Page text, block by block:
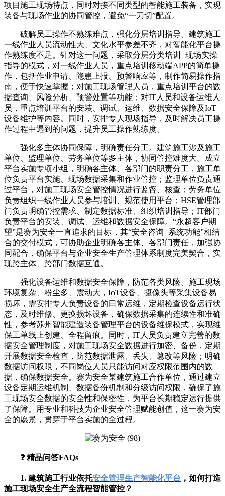
项目施工现场特点，同时对接不同类型的智能施工装备，实现
装备与现场作业的协同管控，避免“一刀切”配置。
破解员工操作不熟练难点，强化分层培训指导。建筑施工
一线作业人员流动性大、文化水平参差不齐，对智能化平台操
作熟练度不足。针对这一问题，采取分层分类培训+现场实操
指导的模式，对一线作业人员，重点培训移动端APP的简单操
作，包括作业申请、隐患上报、预警响应等，制作简易操作指
南，便于快速掌握；对施工现场管理人员，重点培训平台的数
据查询、风险分析、预警处置等功能；对IT人员和设备运维人
员，重点培训平台的安装、调试、运维、数据安全保障及IoT
设备维护等内容。同时，安排专人现场指导，及时解决员工操
作过程中遇到的问题，提升员工操作熟练度。
强化多主体协同保障，明确责任分工。建筑施工涉及施工
单位、监理单位、劳务单位等多主体，协同管控难度大。成立
平台实施专项小组，明确各主体、各部门的职责分工，施工单
位负责平台实施、现场数据采集和作业管控；监理单位负责通
过平台，对施工现场安全管控情况进行监督、核查；劳务单位
负责组织一线作业人员参与培训、规范使用平台；HSE管理部
门负责明确管控需求、制定数据标准、组织培训指导；IT部门
负责平台的安装、调试、运维和数据安全保障。“永超客户期
望”是赛为安全一直追求的目标，其“安全咨询+系统功能”相结
合的交付模式，可协助企业明确各主体、各部门责任，加强协
同配合，确保平台与企业安全生产管理体系制度完美契合，实
现跨主体、跨部门数据互通。
强化设备运维和数据安全保障，防范各类风险。施工现场
环境复杂、粉尘多、震动大，IoT设备、摄像头等采集设备易
损坏，需安排专人负责设备的日常运维，定期检查设备运行状
态，及时维修、更换损坏设备，确保数据采集的连续性和准确
性，参考苏州智能建造装备管理平台的设备维保模式，实现维
保工单线上创建、全程留痕。同时，IT人员负责建立完善的数
据安全管理制度，对施工现场安全数据进行加密、备份，定期
开展数据安全检查，防范数据泄露、丢失、篡改等风险；明确
数据访问权限，不同岗位人员只能访问对应权限范围内的数
据，确保数据安全。赛为安全某建筑施工合作单位，通过建立
设备定期运维机制、数据备份机制和分级访问权限，确保了施
工现场安全数据的安全性和保密性，为平台长期稳定运行提供
了保障。用专业和科技为企业安全管理赋能创值，这一赛为安
全的愿景，贯穿于平台实施的全过程。
❓ 精品问答FAQs
1. 建筑施工行业依托安全管理生产智能化平台 ，如何打造
施工现场安全生产全流程智能管控？